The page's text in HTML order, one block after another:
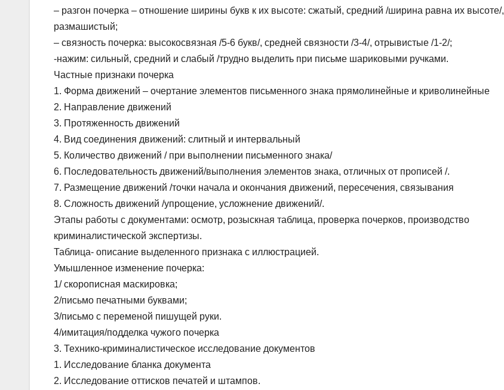
– разгон почерка – отношение ширины букв к их высоте: сжатый, средний /ширина равна их высоте/,
размашистый;
– связность почерка: высокосвязная /5-6 букв/, средней связности /3-4/, отрывистые /1-2/;
-нажим: сильный, средний и слабый /трудно выделить при письме шариковыми ручками.
Частные признаки почерка
1. Форма движений – очертание элементов письменного знака прямолинейные и криволинейные
2. Направление движений
3. Протяженность движений
4. Вид соединения движений: слитный и интервальный
5. Количество движений / при выполнении письменного знака/
6. Последовательность движений/выполнения элементов знака, отличных от прописей /.
7. Размещение движений /точки начала и окончания движений, пересечения, связывания
8. Сложность движений /упрощение, усложнение движений/.
Этапы работы с документами: осмотр, розыскная таблица, проверка почерков, производство
криминалистической экспертизы.
Таблица- описание выделенного признака с иллюстрацией.
Умышленное изменение почерка:
1/ скорописная маскировка;
2/письмо печатными буквами;
3/письмо с переменой пишущей руки.
4/имитация/подделка чужого почерка
3. Технико-криминалистическое исследование документов
1. Исследование бланка документа
2. Исследование оттисков печатей и штампов.